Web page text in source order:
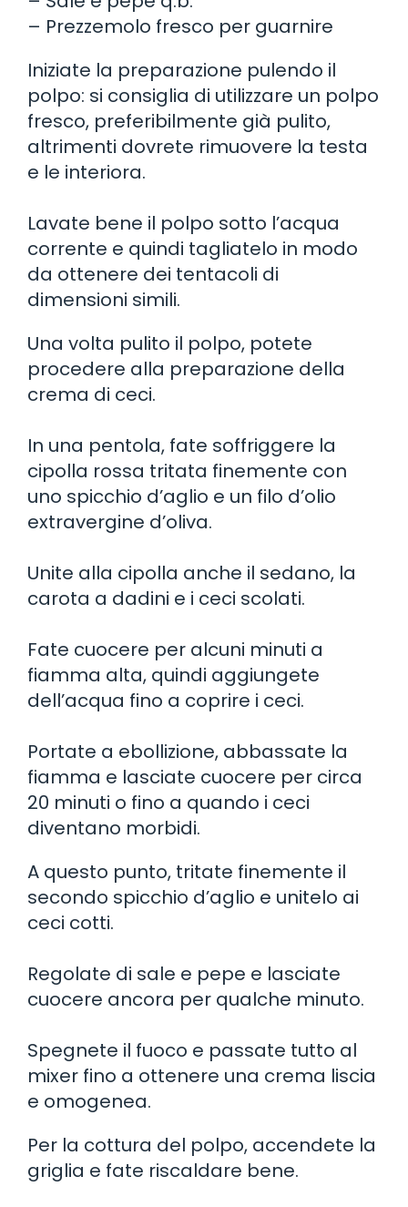
– Prezzemolo fresco per guarnire
Iniziate la preparazione pulendo il
polpo: si consiglia di utilizzare un polpo
fresco, preferibilmente già pulito,
altrimenti dovrete rimuovere la testa
e le interiora.
Lavate bene il polpo sotto l’acqua
corrente e quindi tagliatelo in modo
da ottenere dei tentacoli di
dimensioni simili.
Una volta pulito il polpo, potete
procedere alla preparazione della
crema di ceci.
In una pentola, fate soffriggere la
cipolla rossa tritata finemente con
uno spicchio d’aglio e un filo d’olio
extravergine d’oliva.
Unite alla cipolla anche il sedano, la
carota a dadini e i ceci scolati.
Fate cuocere per alcuni minuti a
fiamma alta, quindi aggiungete
dell’acqua fino a coprire i ceci.
Portate a ebollizione, abbassate la
fiamma e lasciate cuocere per circa
20 minuti o fino a quando i ceci
diventano morbidi.
A questo punto, tritate finemente il
secondo spicchio d’aglio e unitelo ai
ceci cotti.
Regolate di sale e pepe e lasciate
cuocere ancora per qualche minuto.
Spegnete il fuoco e passate tutto al
mixer fino a ottenere una crema liscia
e omogenea.
Per la cottura del polpo, accendete la
griglia e fate riscaldare bene.